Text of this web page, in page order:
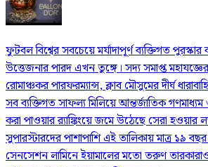
ফুটবল বিশ্বের সবচেয়ে মর্যাদাপূর্ণ ব্যক্তিগত
উত্তেজনার পারদ এখন তুঙ্গে। সদ্য সমাপ্ত
রোমাঞ্চকর পারফরম্যান্স, ক্লাব মৌসুমের দীর্ঘ
সব ব্যক্তিগত সাফল্য মিলিয়ে আন্তর্জাতিক গণমাধ্যম
করা পাওয়ার র‍্যাঙ্কিংয়ে জমে উঠেছে সেরা হওয়ার
সুপারস্টারদের পাশাপাশি এই তালিকায় মাত্র ১৯
সেনসেশন লামিনে ইয়ামালের মতো তরুণ